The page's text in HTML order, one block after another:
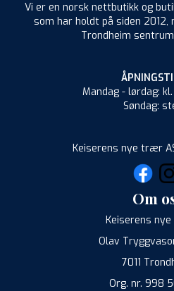
Vi er en norsk nettbutikk og
som har holdt på siden
Trondheim
Mandag - lørdag:
Søndag:
Keiserens nye trær
Om
Keiserens
Olav
7011
Org. nr. 998